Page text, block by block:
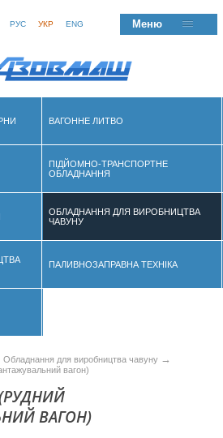
РУС УКР ENG Меню
ВАГОННЕ ЛИТВО
ПІДЙОМНО-ТРАНСПОРТНЕ
ОБЛАДНАННЯ
ОБЛАДНАННЯ ДЛЯ ВИРОБНИЦТВА
ЧАВУНУ
ПАЛИВНОЗАПРАВНА ТЕХНІКА
Обладнання для виробництва чавуну →
вагон)
ВАГОН)